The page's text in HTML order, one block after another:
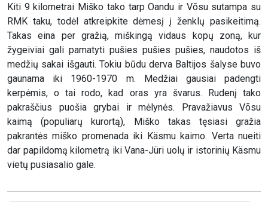
Kiti 9 kilometrai Miško tako tarp Oandu ir Võsu sutampa su
RMK taku, todėl atkreipkite dėmesį į ženklų pasikeitimą.
Takas eina per gražią, miškingą vidaus kopų zoną, kur
žygeiviai gali pamatyti pušies pušies pušies, naudotos iš
medžių sakai išgauti. Tokiu būdu derva Baltijos šalyse buvo
gaunama iki 1960-1970 m. Medžiai gausiai padengti
kerpėmis, o tai rodo, kad oras yra švarus. Rudenį tako
pakraščius puošia grybai ir mėlynės. Pravažiavus Võsu
kaimą (populiarų kurortą), Miško takas tęsiasi gražia
pakrantės miško promenada iki Käsmu kaimo. Verta nueiti
dar papildomą kilometrą iki Vana-Jüri uolų ir istorinių Käsmu
vietų pusiasalio gale.